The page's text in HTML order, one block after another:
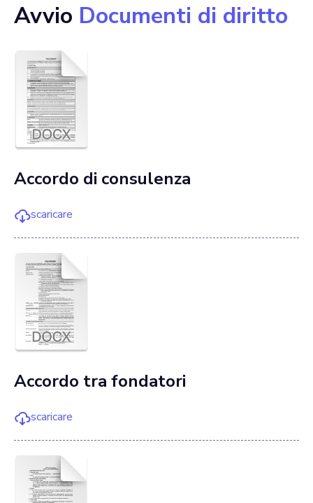
Avvio Documenti di diritto
Accordo di consulenza
scaricare
Accordo tra fondatori
scaricare